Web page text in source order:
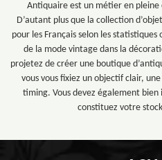
Antiquaire est un métier en pleine
D’autant plus que la collection
pour les Français selon les
de la mode vintage dans la
projetez de créer une boutique
vous vous fixiez un objectif clair,
timing. Vous devez également
constituez votre